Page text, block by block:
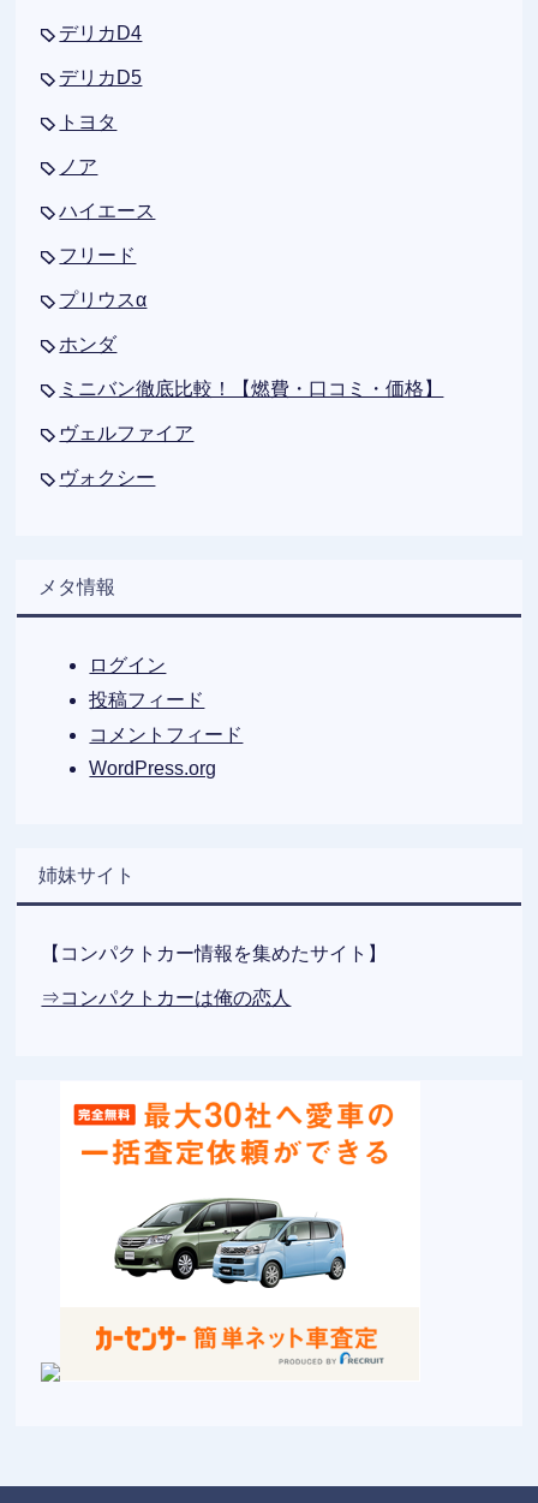
デリカD4
デリカD5
トヨタ
ノア
ハイエース
フリード
プリウスα
ホンダ
ミニバン徹底比較！【燃費・口コミ・価格】
ヴェルファイア
ヴォクシー
メタ情報
ログイン
投稿フィード
コメントフィード
WordPress.org
姉妹サイト
【コンパクトカー情報を集めたサイト】
⇒コンパクトカーは俺の恋人